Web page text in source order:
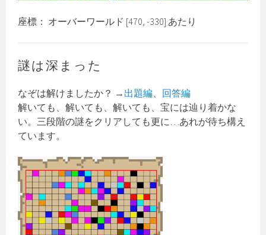
座標： オーバーワールド [470, -330] あたり
謎は深まった
なぞは解けましたか？ → 出題編
回答編
解いても、解いても、解いても、宝には辿り着かな
い。三段階の謎をクリアしても更に…あれが待ち構え
ています。